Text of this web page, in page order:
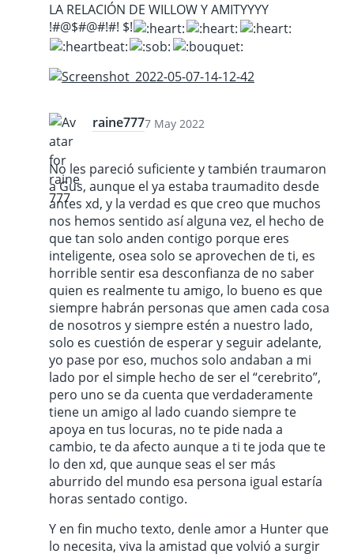
LA RELACIÓN DE WILLOW Y AMITYYYY
!#@$#@#!#! $!
raine7777 May 2022
No les pareció suficiente y también traumaron
a Gus, aunque el ya estaba traumadito desde
antes xd, y la verdad es que creo que muchos
nos hemos sentido así alguna vez, el hecho de
que tan solo anden contigo porque eres
inteligente, osea solo se aprovechen de ti, es
horrible sentir esa desconfianza de no saber
quien es realmente tu amigo, lo bueno es que
siempre habrán personas que amen cada cosa
de nosotros y siempre estén a nuestro lado,
solo es cuestión de esperar y seguir adelante,
yo pase por eso, muchos solo andaban a mi
lado por el simple hecho de ser el “cerebrito”,
pero uno se da cuenta que verdaderamente
tiene un amigo al lado cuando siempre te
apoya en tus locuras, no te pide nada a
cambio, te da afecto aunque a ti te joda que te
lo den xd, que aunque seas el ser más
aburrido del mundo esa persona igual estaría
horas sentado contigo.
Y en fin mucho texto, denle amor a Hunter que
lo necesita, viva la amistad que volvió a surgir